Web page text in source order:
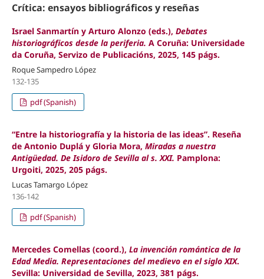
Crítica: ensayos bibliográficos y reseñas
Israel Sanmartín y Arturo Alonzo (eds.), Debates
historiográficos desde la periferia. A Coruña: Universidade
da Coruña, Servizo de Publicacións, 2025, 145 págs.
Roque Sampedro López
132-135
pdf (Spanish)
“Entre la historiografía y la historia de las ideas”. Reseña
de Antonio Duplá y Gloria Mora, Miradas a nuestra
Antigüedad. De Isidoro de Sevilla al s. XXI. Pamplona:
Urgoiti, 2025, 205 págs.
Lucas Tamargo López
136-142
pdf (Spanish)
Mercedes Comellas (coord.), La invención romántica de la
Edad Media. Representaciones del medievo en el siglo XIX.
Sevilla: Universidad de Sevilla, 2023, 381 págs.